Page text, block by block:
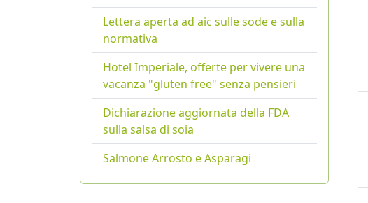
Lettera aperta ad aic sulle sode e sulla
normativa
Hotel Imperiale, offerte per vivere una
vacanza "gluten free" senza pensieri
Dichiarazione aggiornata della FDA
sulla salsa di soia
Salmone Arrosto e Asparagi